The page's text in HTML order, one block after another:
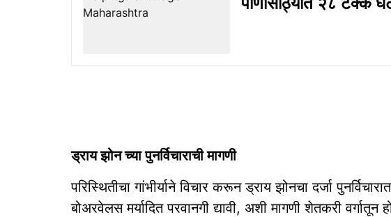
ड्राय झोन च्या पुनर्विचाराची मागणी
परिस्थितीचा गांभीर्याने विचार करून ड्राय झोनचा दर्जा
बोअरवेलस मर्यादित परवानगी द्यावी, अशी मागणी शेतकरी